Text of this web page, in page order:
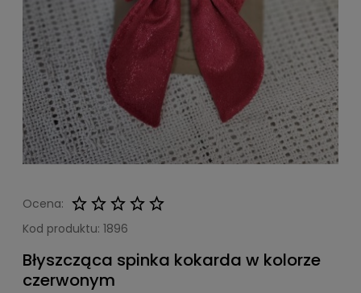
Ocena:
Kod produktu: 1896
Błyszcząca spinka kokarda w kolorze
czerwonym